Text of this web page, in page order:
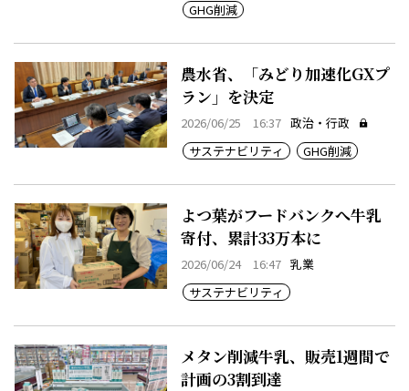
GHG削減
農水省、「みどり加速化GXプ
ラン」を決定
2026/06/25 16:37 政治・行政
サステナビリティ
GHG削減
よつ葉がフードバンクへ牛乳
寄付、累計33万本に
2026/06/24 16:47 乳業
サステナビリティ
メタン削減牛乳、販売1週間で
計画の3割到達